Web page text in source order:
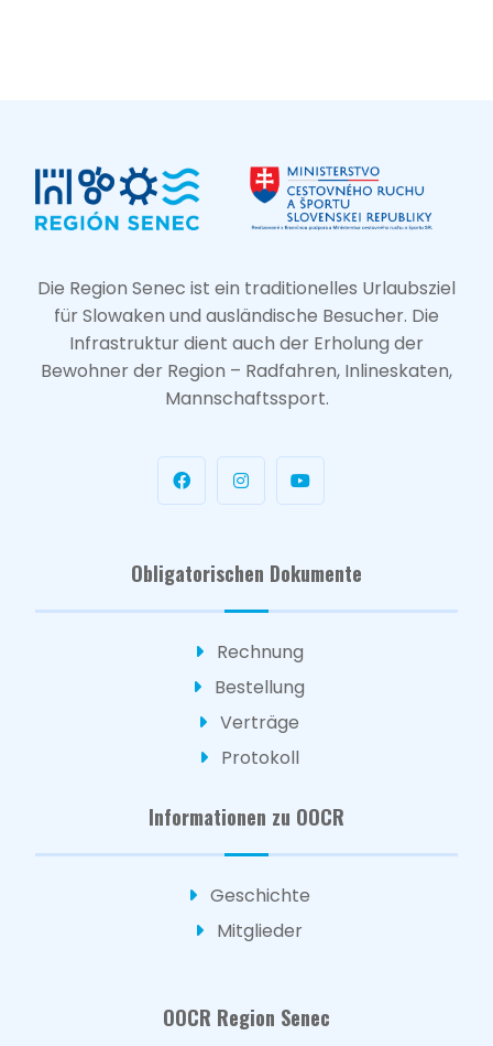
Die Region Senec ist ein traditionelles Urlaubsziel
für Slowaken und ausländische Besucher. Die
Infrastruktur dient auch der Erholung der
Bewohner der Region – Radfahren, Inlineskaten,
Mannschaftssport.
Obligatorischen Dokumente
Rechnung
Bestellung
Verträge
Protokoll
Informationen zu OOCR
Geschichte
Mitglieder
OOCR Region Senec